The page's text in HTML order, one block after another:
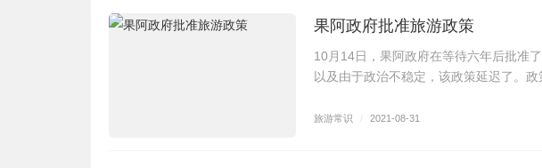
果阿政府批准旅游政策
10月14日，果阿政府在等待六年后批准
以及由于政治不稳定，该政策延迟了。
旅游常识 / 2021-08-31